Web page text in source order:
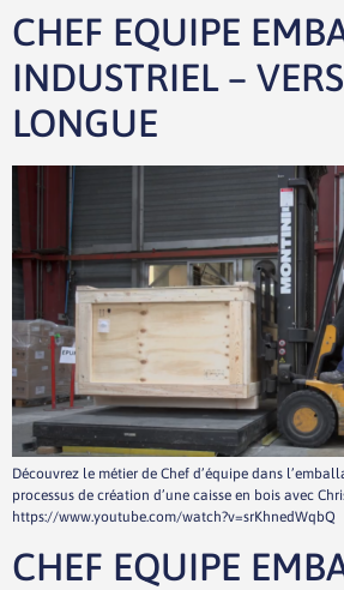
CHEF EQUIPE
INDUSTRIEL –
LONGUE
Découvrez le métier de Chef d’équipe dans
processus de création d’une caisse en bois avec
https://www.youtube.com/watch?v=srKhnedWqbQ
CHEF EQUIPE